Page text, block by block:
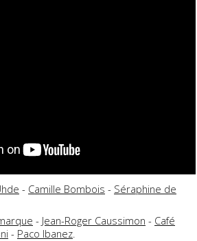
- Camille Bombois - Séraphine de
- Jean-Roger Caussimon - Café
- Paco Ibanez